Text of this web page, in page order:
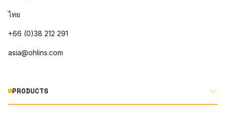
ไทย
+66 (0)38 212 291
asia@ohlins.com
PRODUCTS